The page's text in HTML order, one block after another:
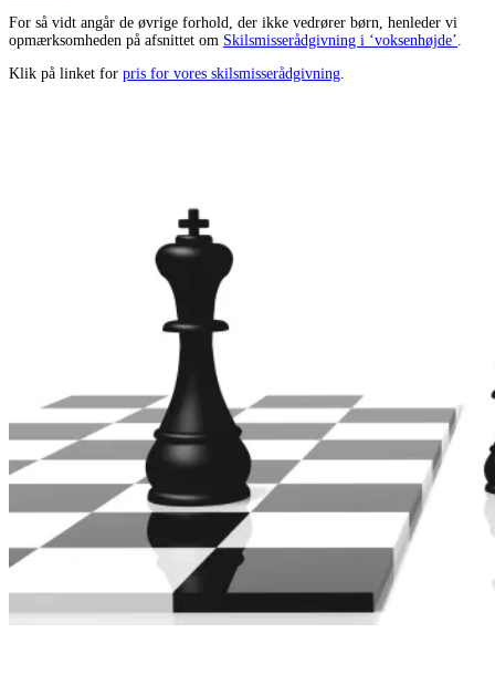
For så vidt angår de øvrige forhold, der ikke vedrører børn, henleder vi
opmærksomheden på afsnittet om Skilsmisserådgivning i ‘voksenhøjde’.
Klik på linket for pris for vores skilsmisserådgivning.